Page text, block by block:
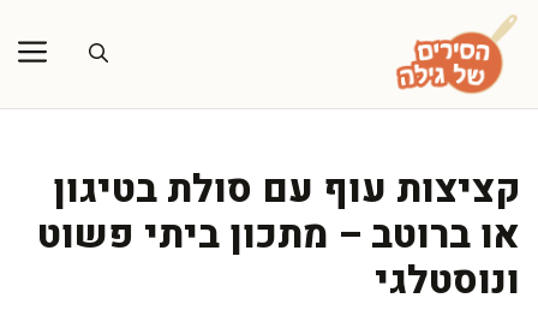
לדלג
לתוכן
קציצות עוף עם סולת בטיגון
או ברוטב – מתכון ביתי פשוט
ונוסטלגי